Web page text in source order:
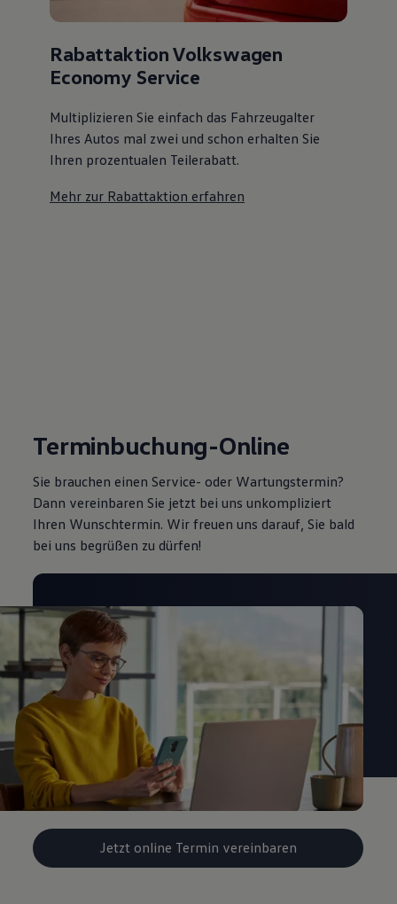
Rabattaktion Volkswagen
Economy Service
Multiplizieren Sie einfach das Fahrzeugalter
Ihres Autos mal zwei und schon erhalten Sie
Ihren prozentualen Teilerabatt.
Mehr zur Rabattaktion erfahren
Terminbuchung-Online
Sie brauchen einen Service- oder Wartungstermin?
Dann vereinbaren Sie jetzt bei uns unkompliziert
Ihren Wunschtermin. Wir freuen uns darauf, Sie bald
bei uns begrüßen zu dürfen!
Jetzt online Termin vereinbaren